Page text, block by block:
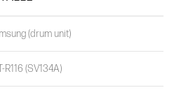
(drum unit)
R116 (SV134A)